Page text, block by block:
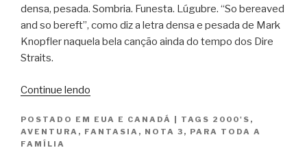
densa, pesada. Sombria. Funesta. Lúgubre. “So bereaved
and so bereft”, como diz a letra densa e pesada de Mark
Knopfler naquela bela canção ainda do tempo dos Dire
Straits.
Continue lendo
e
o
POSTADO EM EUA E CANADÁ TAGS 2000'S ,
AVENTURA , FANTASIA , NOTA 3 , PARA TODA A
FAMÍLIA